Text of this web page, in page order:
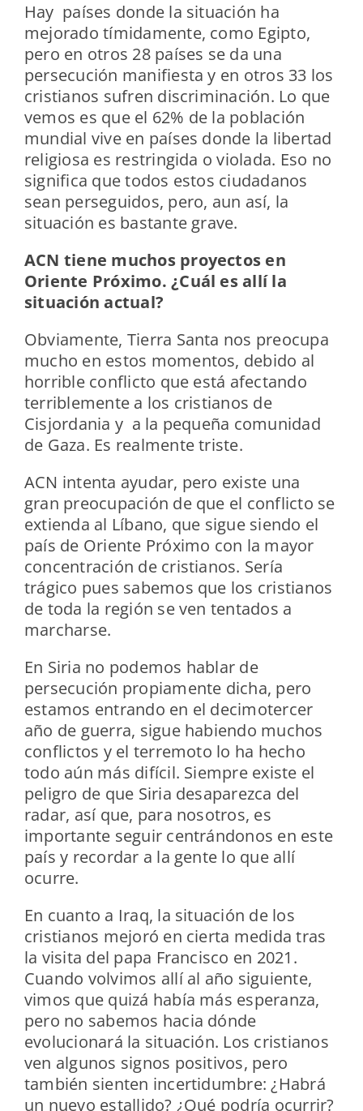
Hay países donde la situación ha
mejorado tímidamente, como Egipto,
pero en otros 28 países se da una
persecución manifiesta y en otros 33 los
cristianos sufren discriminación. Lo que
vemos es que el 62% de la población
mundial vive en países donde la libertad
religiosa es restringida o violada. Eso no
significa que todos estos ciudadanos
sean perseguidos, pero, aun así, la
situación es bastante grave.
ACN tiene muchos proyectos en
Oriente Próximo. ¿Cuál es allí la
situación actual?
Obviamente, Tierra Santa nos preocupa
mucho en estos momentos, debido al
horrible conflicto que está afectando
terriblemente a los cristianos de
Cisjordania y a la pequeña comunidad
de Gaza. Es realmente triste.
ACN intenta ayudar, pero existe una
gran preocupación de que el conflicto se
extienda al Líbano, que sigue siendo el
país de Oriente Próximo con la mayor
concentración de cristianos. Sería
trágico pues sabemos que los cristianos
de toda la región se ven tentados a
marcharse.
En Siria no podemos hablar de
persecución propiamente dicha, pero
estamos entrando en el decimotercer
año de guerra, sigue habiendo muchos
conflictos y el terremoto lo ha hecho
todo aún más difícil. Siempre existe el
peligro de que Siria desaparezca del
radar, así que, para nosotros, es
importante seguir centrándonos en este
país y recordar a la gente lo que allí
ocurre.
En cuanto a Iraq, la situación de los
cristianos mejoró en cierta medida tras
la visita del papa Francisco en 2021.
Cuando volvimos allí al año siguiente,
vimos que quizá había más esperanza,
pero no sabemos hacia dónde
evolucionará la situación. Los cristianos
ven algunos signos positivos, pero
también sienten incertidumbre: ¿Habrá
un nuevo estallido? ¿Qué podría ocurrir?